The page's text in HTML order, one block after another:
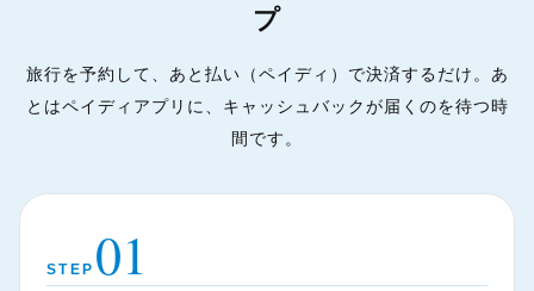
プ
旅行を予約して、あと払い（ペイディ）で決済するだけ。あ
とはペイディアプリに、キャッシュバックが届くのを待つ時
間です。
STEP 01